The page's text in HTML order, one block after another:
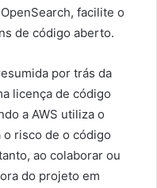
facilite o
de código aberto.
por trás da
licença de código
a AWS utiliza o
risco de o código
ao colaborar ou
do projeto em